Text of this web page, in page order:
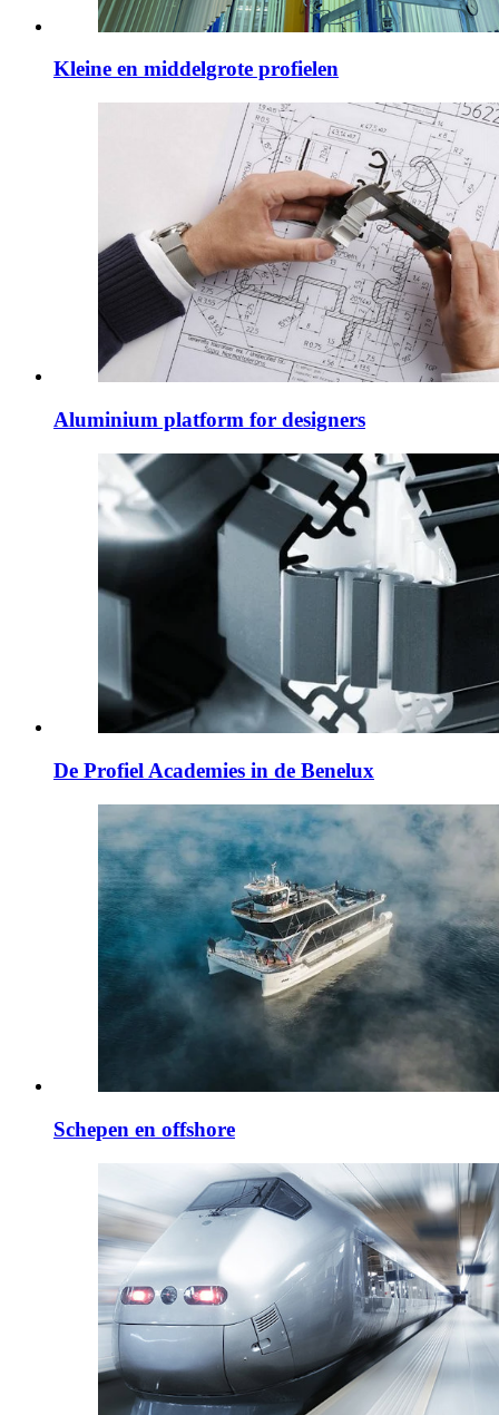
Kleine en middelgrote profielen
Aluminium platform for designers
De Profiel Academies in de Benelux
Schepen en offshore